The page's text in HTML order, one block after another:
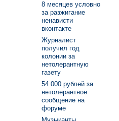
8 месяцев условно
за разжигание
ненависти
вконтакте
Журналист
получил год
колонии за
нетолерантную
газету
54 000 рублей за
нетолерантное
сообщение на
форуме